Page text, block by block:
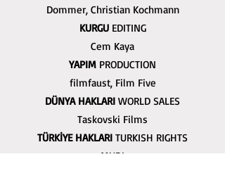
Dommer, Christian Kochmann
KURGUEDITING
Cem Kaya
YAPIM PRODUCTION
filmfaust, Film Five
DÜNYA HAKLARI WORLD SALES
Taskovski Films
TÜRKİYE HAKLARI TURKISH RIGHTS
MUBI